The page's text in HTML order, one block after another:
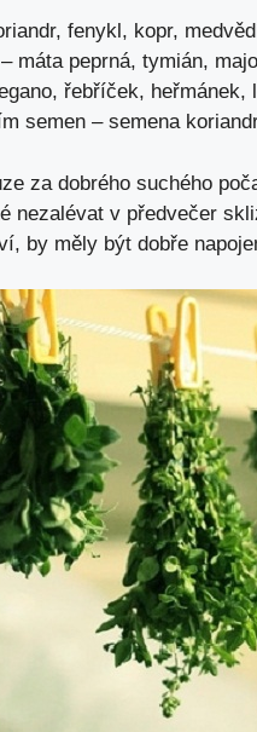
fenykl, kopr,
máta peprná, tymián,
řebříček, heřmánek,
semen – semena
za dobrého suchého
nezalévat v předvečer
by měly být dobře